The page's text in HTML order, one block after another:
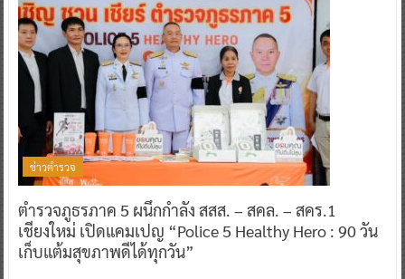
ข่าวตำรวจ
ตำรวจภูธรภาค 5 ผนึกกำลัง สสส. – สคล. – สคร.1
เชียงใหม่ เปิดแคมเปญ “Police 5 Healthy Hero : 90 วัน
เก็บแต้มสุขภาพดีได้ทุกวัน”